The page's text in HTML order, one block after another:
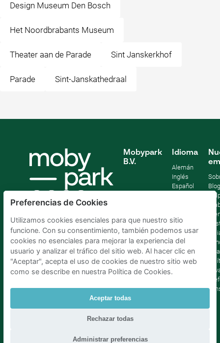
Design Museum Den Bosch
Het Noordbrabants Museum
Theater aan de Parade Sint Janskerkhof
Parade Sint-Janskathedraal
Mobypark
B.V.
Idioma
Alemán
Inglés
Español
Blog
Parking Madrid La Latina|Parking Madrid Bilbao
Parking Bruselas Parking La Haya
Preferencias de Cookies
Utilizamos cookies esenciales para que nuestro sitio
funcione. Con su consentimiento, también podemos usar
cookies no esenciales para mejorar la experiencia del
usuario y analizar el tráfico del sitio web. Al hacer clic en
"Aceptar", acepta el uso de cookies de nuestro sitio web
como se describe en nuestra Política de Cookies.
Aceptar todas
Rechazar todas
Administrar preferencias